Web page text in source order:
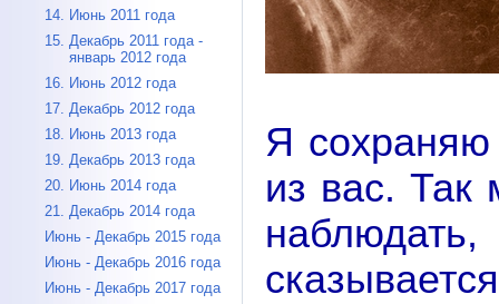
14. Июнь 2011 года
15. Декабрь 2011 года -
январь 2012 года
16. Июнь 2012 года
17. Декабрь 2012 года
18. Июнь 2013 года
19. Декабрь 2013 года
20. Июнь 2014 года
21. Декабрь 2014 года
Июнь - Декабрь 2015 года
Июнь - Декабрь 2016 года
Июнь - Декабрь 2017 года
Я
из вас. Так